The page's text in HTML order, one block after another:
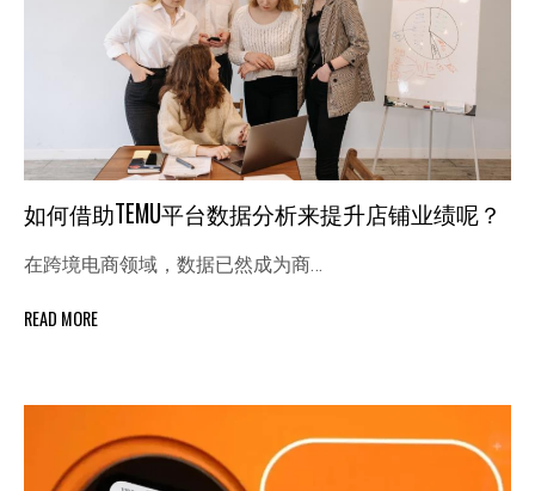
如何借助TEMU平台数据分析来提升店铺业绩呢？
在跨境电商领域，数据已然成为商…
READ MORE